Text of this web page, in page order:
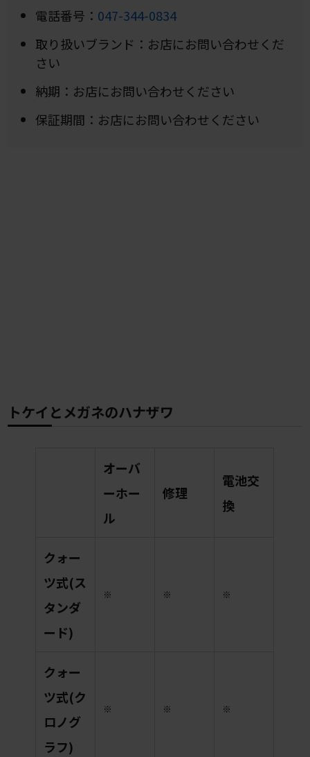
電話番号： 047-344-0834
取り扱いブランド：お店にお問い合わせくだ
さい
納期：お店にお問い合わせください
保証期間：お店にお問い合わせください
トケイとメガネのハナザワ
オーバ
ーホー
ル
修理
電池交
換
クォー
ツ式(ス
タンダ
ード)
※ ※ ※
クォー
ツ式(ク
ロノグ
ラフ)
※ ※ ※